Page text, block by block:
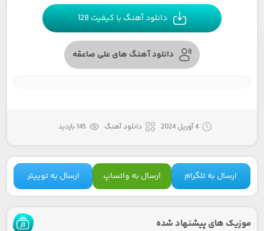
دانلود آهنگ با کیفیت 128
دانلود آهنگ های علی صاعقه
4 آوریل 2024 دانلود آهنگ 145 بازدید
ارسال به تلگرام ارسال به واتساپ ارسال به توییتر
موزیک های پیشنهاد شده